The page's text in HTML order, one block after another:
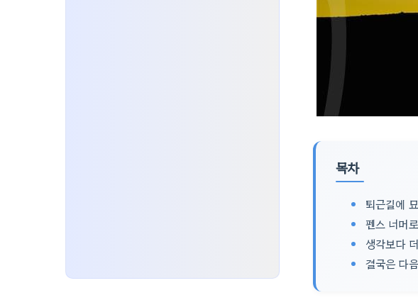
목차
퇴근길에
펜스 너머
생각보다
결국은 다